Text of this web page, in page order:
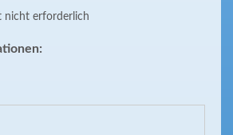
nicht erforderlich